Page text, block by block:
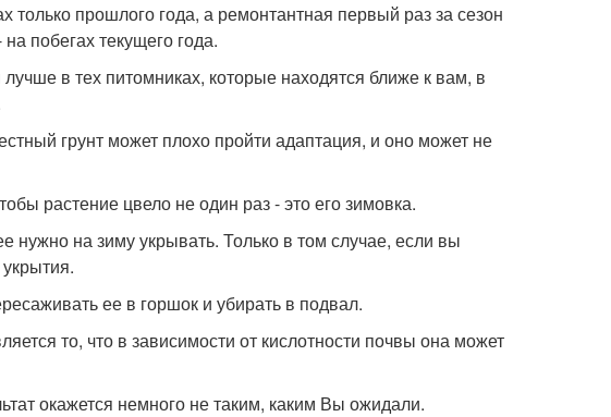
только прошлого года, а ремонтантная первый раз за сезон
побегах текущего года.
в тех питомниках, которые находятся ближе к вам, в
грунт может плохо пройти адаптация, и оно может не
растение цвело не один раз - это его зимовка.
нужно на зиму укрывать. Только в том случае, если вы
ее в горшок и убирать в подвал.
то, что в зависимости от кислотности почвы она может
окажется немного не таким, каким Вы ожидали.